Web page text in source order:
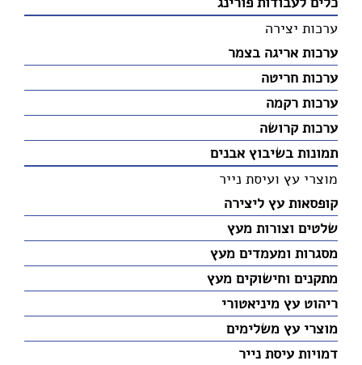
ערכות יצירה
ערכות אריגה בצמר
ערכות חריטה
ערכות רקמה
ערכות קרושה
תמונות בשיבוץ אבנים
מוצרי עץ ועיסת נייר
קופסאות עץ ליצירה
שלטים וצורות מעץ
מסגרות ומעמדים מעץ
מתקנים וחישוקים מעץ
ריהוט עץ מיניאטורי
מוצרי עץ משלימים
דמויות עיסת נייר